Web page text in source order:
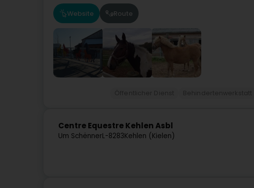
Website Route
Centre Equestre Kehlen Asbl
Um SchënnerL-8283Kehlen (Kielen)